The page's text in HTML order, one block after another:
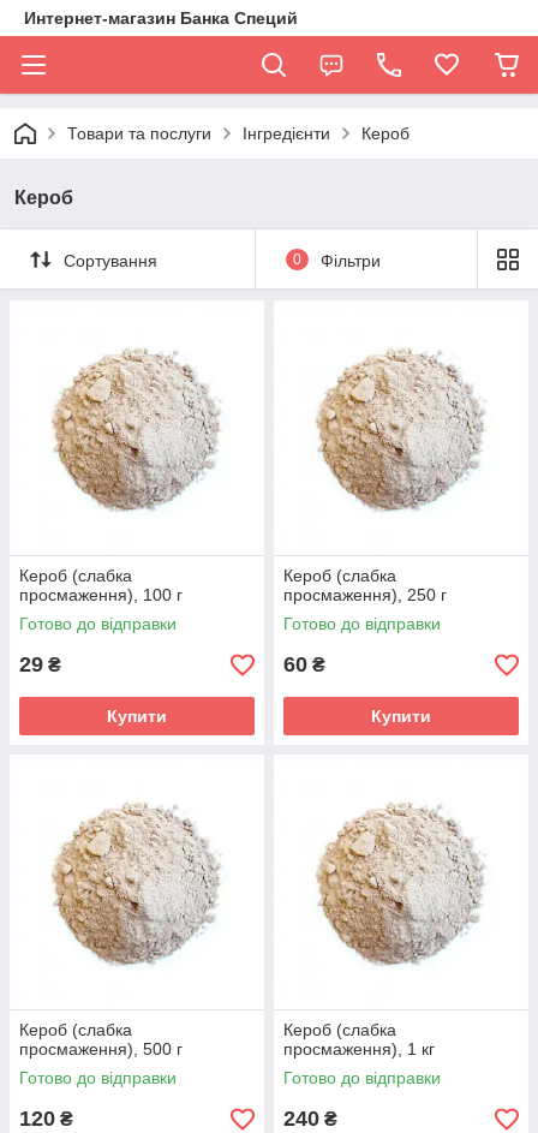
Интернет-магазин Банка Специй
Товари та послуги Інгредієнти Кероб
Кероб
Сортування 0 Фільтри
Кероб (слабка
просмаження), 100 г
Готово до відправки
29 ₴
Купити
Кероб (слабка
просмаження), 250 г
Готово до відправки
60 ₴
Купити
Кероб (слабка
просмаження), 500 г
Готово до відправки
120 ₴
Кероб (слабка
просмаження), 1 кг
Готово до відправки
240 ₴